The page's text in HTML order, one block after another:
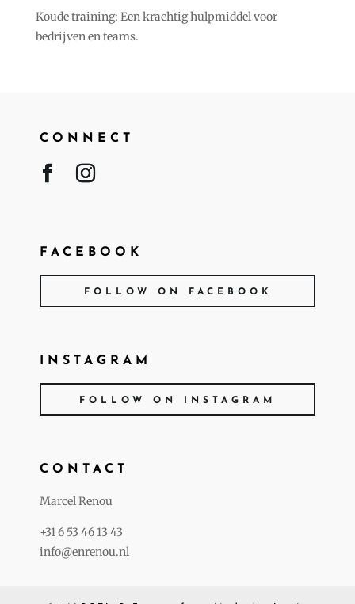
Koude training: Een krachtig hulpmiddel voor
bedrijven en teams.
CONNECT
FACEBOOK
FOLLOW ON FACEBOOK
INSTAGRAM
FOLLOW ON INSTAGRAM
CONTACT
Marcel Renou
+31 6 53 46 13 43
info@enrenou.nl